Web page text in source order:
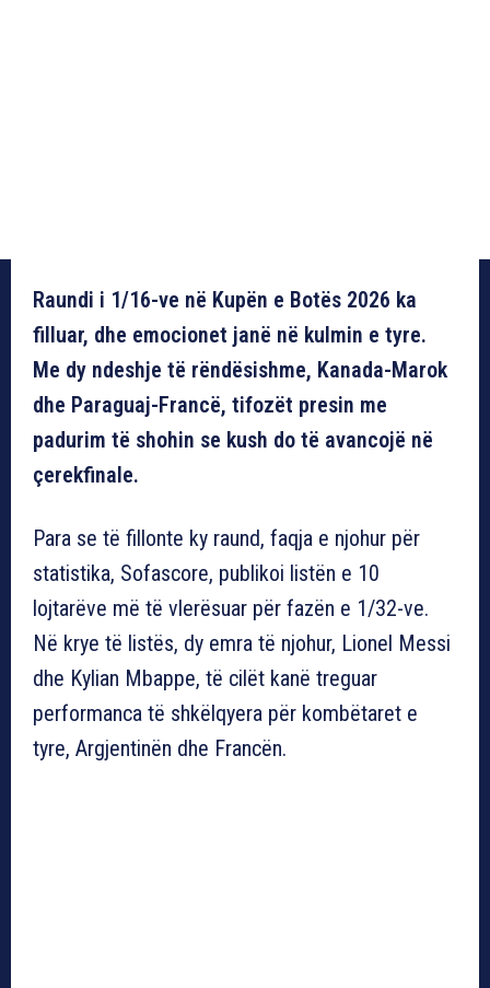
Raundi i 1/16-ve në Kupën e Botës 2026 ka
filluar, dhe emocionet janë në kulmin e tyre.
Me dy ndeshje të rëndësishme, Kanada-Marok
dhe Paraguaj-Francë, tifozët presin me
padurim të shohin se kush do të avancojë në
çerekfinale.
Para se të fillonte ky raund, faqja e njohur për
statistika, Sofascore, publikoi listën e 10
lojtarëve më të vlerësuar për fazën e 1/32-ve.
Në krye të listës, dy emra të njohur, Lionel Messi
dhe Kylian Mbappe, të cilët kanë treguar
performanca të shkëlqyera për kombëtaret e
tyre, Argjentinën dhe Francën.